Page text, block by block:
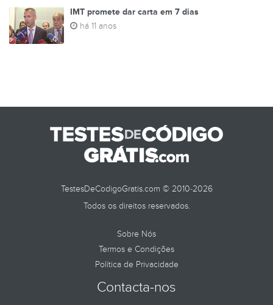
IMT promete dar carta em 7 dias
há 11 anos
TestesDeCodigoGratis.com © 2010-2026
Todos os direitos reservados.
Sobre Nós
Termos e Condições
Política de Privacidade
Contacta-nos